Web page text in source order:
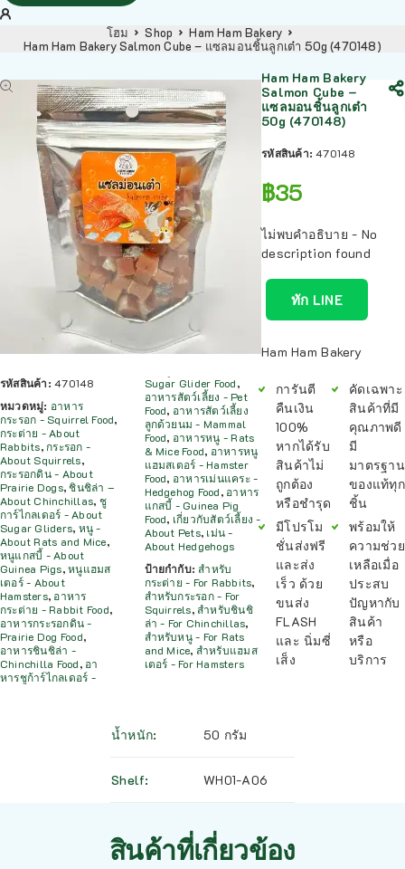
โฮม Shop
Ham Ham Bakery
Ham Ham Bakery Salmon Cube – แซลมอนชิ้นลูกเต๋า 50g (470148)
รหัสสินค้า:470148
หมวดหมู่: อาหาร
กระรอก - Squirrel Food,
กระต่าย - About
Rabbits, กระรอก -
About Squirrels,
กระรอกดิน - About
Prairie Dogs,ชินชิล่า –
About Chinchillas, ชู
การ์ไกลเดอร์ - About
Sugar Gliders, หนู -
About Rats and Mice,
หนูแกสบี้ - About
Guinea Pigs,หนูแฮมส
เตอร์ - About
Hamsters, อาหาร
กระต่าย - Rabbit Food,
อาหารกระรอกดิน -
Prairie Dog Food,
อาหารชินชิล่า -
Chinchilla Food, อา
หารชูก้าร์ไกลเดอร์ -
Sugar Glider Food,
อาหารสัตว์เลี้ยง - Pet
Food, อาหารสัตว์เลี้ยง
ลูกด้วยนม - Mammal
Food, อาหารหนู - Rats
& Mice Food, อาหารหนู
แฮมสเตอร์ - Hamster
Food, อาหารเม่นแคระ -
Hedgehog Food, อาหาร
แกสบี้ - Guinea Pig
Food, เกี่ยวกับสัตว์เลี้ยง -
About Pets, เม่น -
About Hedgehogs
ป้ายกำกับ:สำหรับ
กระต่าย - For Rabbits,
สำหรับกระรอก - For
Squirrels,สำหรับชินชิ
ล่า - For Chinchillas,
สำหรับหนู - For Rats
and Mice, สำหรับแฮมส
เตอร์ - For Hamsters
Ham Ham Bakery
Salmon Cube –
แซลมอนชิ้นลูกเต๋า
50g (470148)
รหัสสินค้า:470148
฿35
ไม่พบคำอธิบาย - No
description found
ทัก LINE
Ham Ham Bakery
การันตี
คืนเงิน
100%
หากได้รับ
สินค้าไม่
ถูกต้อง
หรือชำรุด
มีโปรโม
ชั่นส่งฟรี
และส่ง
เร็ว ด้วย
ขนส่ง
FLASH
และ นิ่มซี่
เส็ง
คัดเฉพาะ
สินค้าที่มี
คุณภาพดี
มี
มาตรฐาน
ของแท้ทุก
ชิ้น
พร้อมให้
ความช่วย
เหลือเมื่อ
ประสบ
ปัญหากับ
สินค้า
หรือ
บริการ
น้ำหนัก 50 กรัม
Shelf WH01-A06
สินค้าที่เกี่ยวข้อง